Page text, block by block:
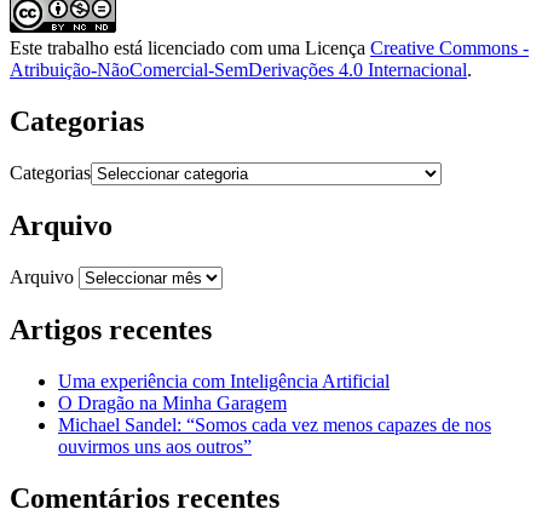
Este trabalho está licenciado com uma Licença Creative Commons -
Atribuição-NãoComercial-SemDerivações 4.0 Internacional.
Categorias
Categorias
Arquivo
Arquivo
Artigos recentes
Uma experiência com Inteligência Artificial
O Dragão na Minha Garagem
Michael Sandel: “Somos cada vez menos capazes de nos
ouvirmos uns aos outros”
Comentários recentes